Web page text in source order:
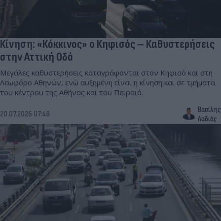
Κίνηση: «Κόκκινος» ο Κηφισός – Καθυστερήσεις
στην Αττική Οδό
Μεγάλες καθυστερήσεις καταγράφονται στον Κηφισό και στη
Λεωφόρο Αθηνών, ενώ αυξημένη είναι η κίνηση και σε τμήματα
του κέντρου της Αθήνας και του Πειραιά.
20.07.2026 07:48
Βασίλης
Λαδιάς